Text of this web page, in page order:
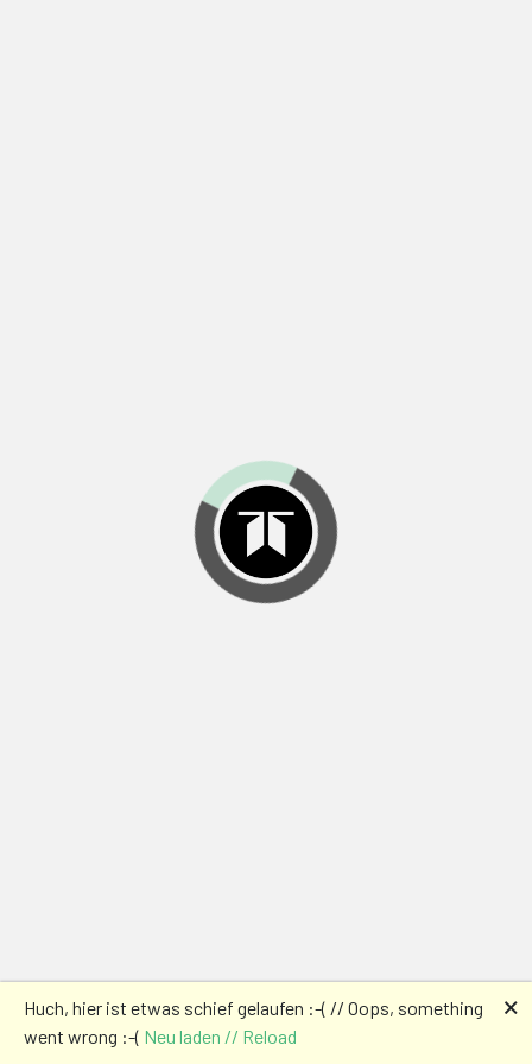
Huch, hier ist etwas schief gelaufen :-( // Oops, something
went wrong :-( Neu laden // Reload
🗙